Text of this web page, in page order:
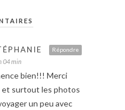
Répondre
04 min
bien!!! Merci
et surtout les photos
un peu avec